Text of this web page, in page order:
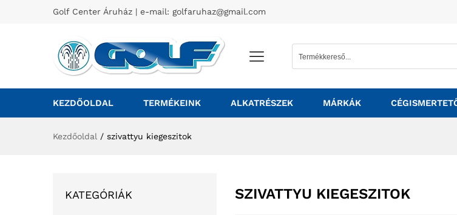
Golf Center Áruház | e-mail: golfaruhaz@gmail.com
KEZDŐOLDAL TERMÉKEINK ALKATRÉSZEK MÁRKÁK
Kezdőoldal / szivattyu kiegeszitok
SZIVATTYU KIEGESZITOK
KATEGÓRIÁK